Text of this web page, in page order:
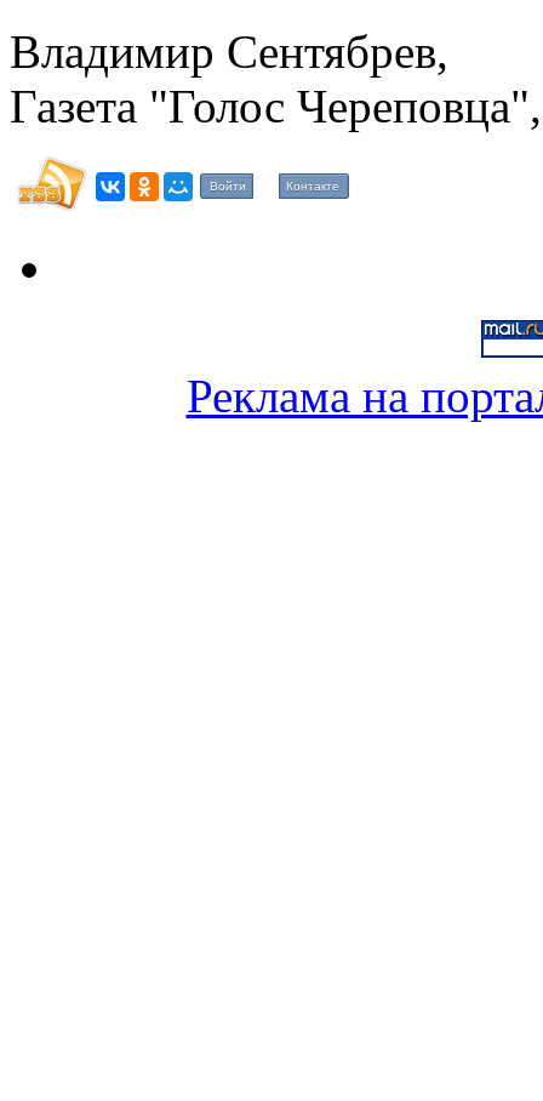
Владимир Сентябрев,
​Газета "Голос
Войти Контакте
Реклама на